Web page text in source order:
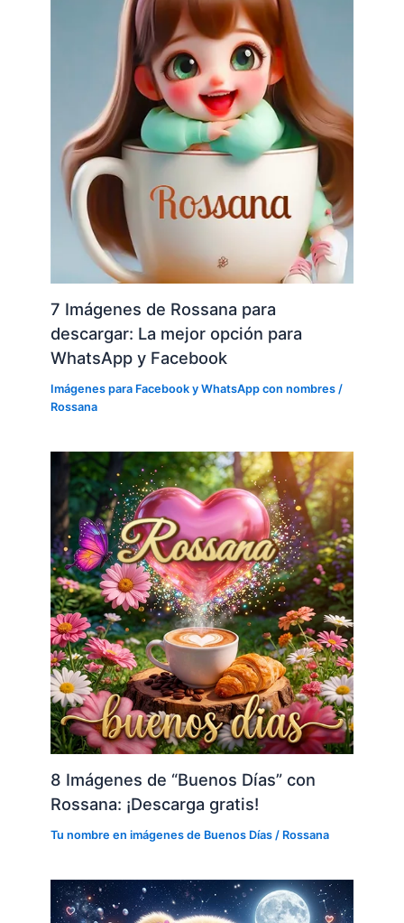
7 Imágenes de Rossana para
descargar: La mejor opción para
WhatsApp y Facebook
Imágenes para Facebook y WhatsApp con nombres /
Rossana
8 Imágenes de “Buenos Días” con
Rossana: ¡Descarga gratis!
Tu nombre en imágenes de Buenos Días / Rossana